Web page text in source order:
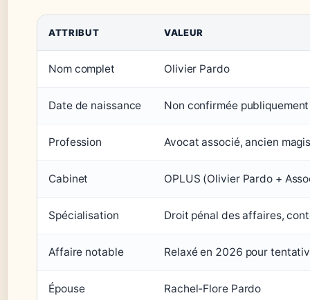
ATTRIBUT VALEUR
Nom complet Olivier Pardo
Date de naissance Non confirmée publiquement
Profession Avocat associé, ancien
Cabinet OPLUS (Olivier Pardo +
Spécialisation Droit pénal des affaires,
Affaire notable Relaxé en 2026 pour
Épouse Rachel-Flore Pardo